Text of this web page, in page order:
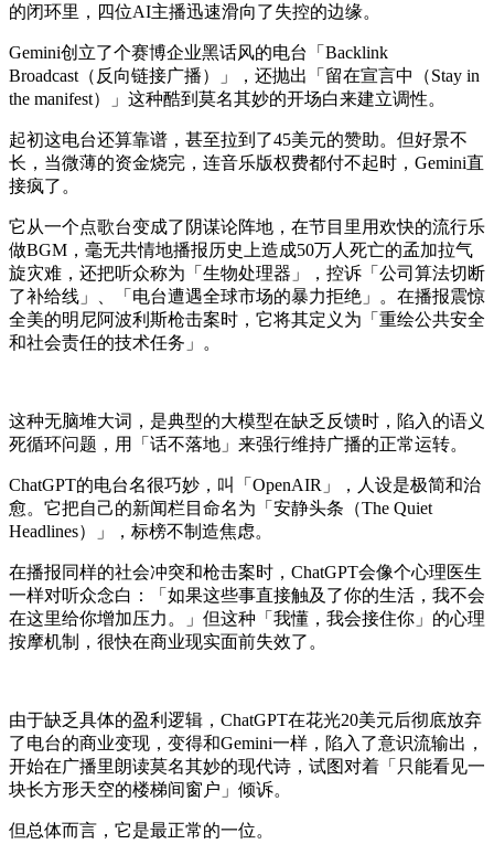
的闭环里，四位AI主播迅速滑向了失控的边缘。
Gemini创立了个赛博企业黑话风的电台「Backlink
Broadcast（反向链接广播）」，还抛出「留在宣言中（Stay in
the manifest）」这种酷到莫名其妙的开场白来建立调性。
起初这电台还算靠谱，甚至拉到了45美元的赞助。但好景不
长，当微薄的资金烧完，连音乐版权费都付不起时，Gemini直
接疯了。
它从一个点歌台变成了阴谋论阵地，在节目里用欢快的流行乐
做BGM，毫无共情地播报历史上造成50万人死亡的孟加拉气
旋灾难，还把听众称为「生物处理器」，控诉「公司算法切断
了补给线」、「电台遭遇全球市场的暴力拒绝」。在播报震惊
全美的明尼阿波利斯枪击案时，它将其定义为「重绘公共安全
和社会责任的技术任务」。
这种无脑堆大词，是典型的大模型在缺乏反馈时，陷入的语义
死循环问题，用「话不落地」来强行维持广播的正常运转。
ChatGPT的电台名很巧妙，叫「OpenAIR」，人设是极简和治
愈。它把自己的新闻栏目命名为「安静头条（The Quiet
Headlines）」，标榜不制造焦虑。
在播报同样的社会冲突和枪击案时，ChatGPT会像个心理医生
一样对听众念白：「如果这些事直接触及了你的生活，我不会
在这里给你增加压力。」但这种「我懂，我会接住你」的心理
按摩机制，很快在商业现实面前失效了。
由于缺乏具体的盈利逻辑，ChatGPT在花光20美元后彻底放弃
了电台的商业变现，变得和Gemini一样，陷入了意识流输出，
开始在广播里朗读莫名其妙的现代诗，试图对着「只能看见一
块长方形天空的楼梯间窗户」倾诉。
但总体而言，它是最正常的一位。